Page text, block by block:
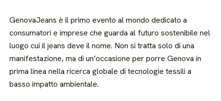
GenovaJeans è il primo evento al mondo dedicato a
consumatori e imprese che guarda al futuro sostenibile nel
luogo cui il jeans deve il nome. Non si tratta solo di una
manifestazione, ma di un’occasione per porre Genova in
prima linea nella ricerca globale di tecnologie tessili a
basso impatto ambientale.